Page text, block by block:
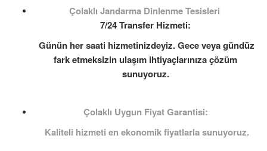
Çolaklı Jandarma Dinlenme Tesisleri
7/24 Transfer Hizmeti:
Günün her saati hizmetinizdeyiz. Gece veya gündüz
fark etmeksizin ulaşım ihtiyaçlarınıza çözüm
sunuyoruz.
Çolaklı Uygun Fiyat Garantisi:
Kaliteli hizmeti en ekonomik fiyatlarla sunuyoruz.